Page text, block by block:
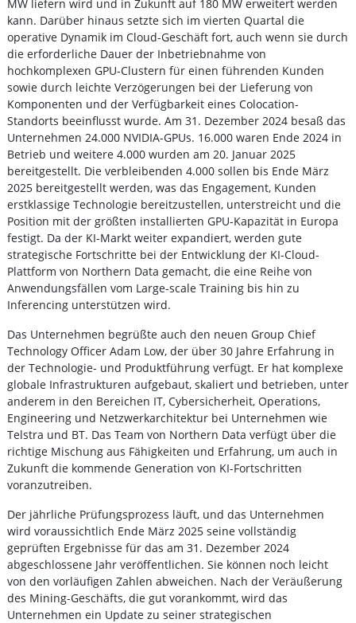
MW liefern wird und in Zukunft auf 180 MW erweitert werden
kann. Darüber hinaus setzte sich im vierten Quartal die
operative Dynamik im Cloud-Geschäft fort, auch wenn sie durch
die erforderliche Dauer der Inbetriebnahme von
hochkomplexen GPU-Clustern für einen führenden Kunden
sowie durch leichte Verzögerungen bei der Lieferung von
Komponenten und der Verfügbarkeit eines Colocation-
Standorts beeinflusst wurde. Am 31. Dezember 2024 besaß das
Unternehmen 24.000 NVIDIA-GPUs. 16.000 waren Ende 2024 in
Betrieb und weitere 4.000 wurden am 20. Januar 2025
bereitgestellt. Die verbleibenden 4.000 sollen bis Ende März
2025 bereitgestellt werden, was das Engagement, Kunden
erstklassige Technologie bereitzustellen, unterstreicht und die
Position mit der größten installierten GPU-Kapazität in Europa
festigt. Da der KI-Markt weiter expandiert, werden gute
strategische Fortschritte bei der Entwicklung der KI-Cloud-
Plattform von Northern Data gemacht, die eine Reihe von
Anwendungsfällen vom Large-scale Training bis hin zu
Inferencing unterstützen wird.
Das Unternehmen begrüßte auch den neuen Group Chief
Technology Officer Adam Low, der über 30 Jahre Erfahrung in
der Technologie- und Produktführung verfügt. Er hat komplexe
globale Infrastrukturen aufgebaut, skaliert und betrieben, unter
anderem in den Bereichen IT, Cybersicherheit, Operations,
Engineering und Netzwerkarchitektur bei Unternehmen wie
Telstra und BT. Das Team von Northern Data verfügt über die
richtige Mischung aus Fähigkeiten und Erfahrung, um auch in
Zukunft die kommende Generation von KI-Fortschritten
voranzutreiben.
Der jährliche Prüfungsprozess läuft, und das Unternehmen
wird voraussichtlich Ende März 2025 seine vollständig
geprüften Ergebnisse für das am 31. Dezember 2024
abgeschlossene Jahr veröffentlichen. Sie können noch leicht
von den vorläufigen Zahlen abweichen. Nach der Veräußerung
des Mining-Geschäfts, die gut vorankommt, wird das
Unternehmen ein Update zu seiner strategischen